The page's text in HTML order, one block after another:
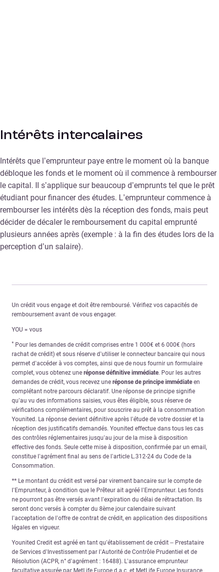
Intérêts intercalaires
Intérêts que l’emprunteur paye entre le moment où la banque
débloque les fonds et le moment où il commence à rembourser
le capital. Il s’applique sur beaucoup d’emprunts tel que le prêt
étudiant pour financer des études. L’emprunteur commence à
rembourser les intérêts dès la réception des fonds, mais peut
décider de décaler le remboursement du capital emprunté
plusieurs années après (exemple : à la fin des études lors de la
perception d’un salaire).
Un crédit vous engage et doit être remboursé. Vérifiez vos capacités de
remboursement avant de vous engager.
YOU = vous
* Pour les demandes de crédit comprises entre 1 000€ et 6 000€ (hors
rachat de crédit) et sous réserve d’utiliser le connecteur bancaire qui nous
permet d’accéder à vos comptes, ainsi que de nous fournir un formulaire
complet, vous obtenez une réponse définitive immédiate. Pour les autres
demandes de crédit, vous recevez une réponse de principe immédiateen
complétant notre parcours déclaratif. Une réponse de principe signifie
qu’au vu des informations saisies, vous êtes éligible, sous réserve de
vérifications complémentaires, pour souscrire au prêt à la consommation
Younited. La réponse devient définitive après l’étude de votre dossier et la
réception des justificatifs demandés. Younited effectue dans tous les cas
des contrôles réglementaires jusqu’au jour de la mise à disposition
effective des fonds. Seule cette mise à disposition, confirmée par un email,
constitue l’agrément final au sens de l’article L.312-24 du Code de la
Consommation.
** Le montant du crédit est versé par virement bancaire sur le compte de
l’Emprunteur, à condition que le Prêteur ait agréé l’Emprunteur. Les fonds
ne pourront pas être versés avant l’expiration du délai de rétractation. Ils
seront donc versés à compter du 8ème jour calendaire suivant
l’acceptation de l’offre de contrat de crédit, en application des dispositions
légales en vigueur.
Younited Credit est agréé en tant qu’établissement de crédit – Prestataire
de Services d’Investissement par l’Autorité de Contrôle Prudentiel et de
Résolution (ACPR, n° d’agrément : 16488). L’assurance emprunteur
facultative assurée par MetLife Europe d.a.c. et MetLife Europe Insurance